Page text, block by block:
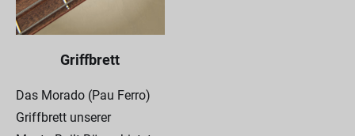
Griffbrett
Das Morado (Pau Ferro)
Griffbrett unserer